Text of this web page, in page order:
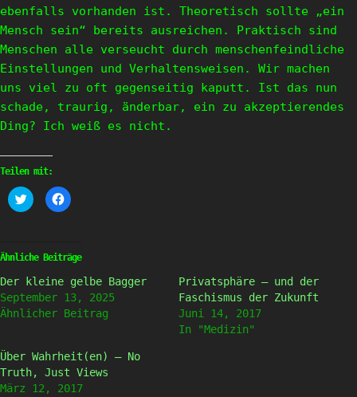
ebenfalls vorhanden ist. Theoretisch sollte „ein
Mensch sein“ bereits ausreichen. Praktisch sind
Menschen alle verseucht durch menschenfeindliche
Einstellungen und Verhaltensweisen. Wir machen
uns viel zu oft gegenseitig kaputt. Ist das nun
schade, traurig, änderbar, ein zu akzeptierendes
Ding? Ich weiß es nicht.
Teilen mit:
Klick,
um
(Wird
in
Fenster
geöffnet)
Klick,
um
(Wird
in
Fenster
geöffnet)
Ähnliche Beiträge
Der kleine gelbe Bagger
September 13, 2025
Ähnlicher Beitrag
Privatsphäre – und der
Faschismus der Zukunft
Juni 14, 2017
In "Medizin"
Über Wahrheit(en) – No
Truth, Just Views
März 12, 2017